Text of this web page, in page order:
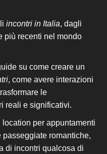
incontri in Italia, dagli
più recenti nel mondo
su come creare un
, come avere interazioni
le
reali e significativi.
location per appuntamenti
passeggiate romantiche,
di incontri qualcosa di